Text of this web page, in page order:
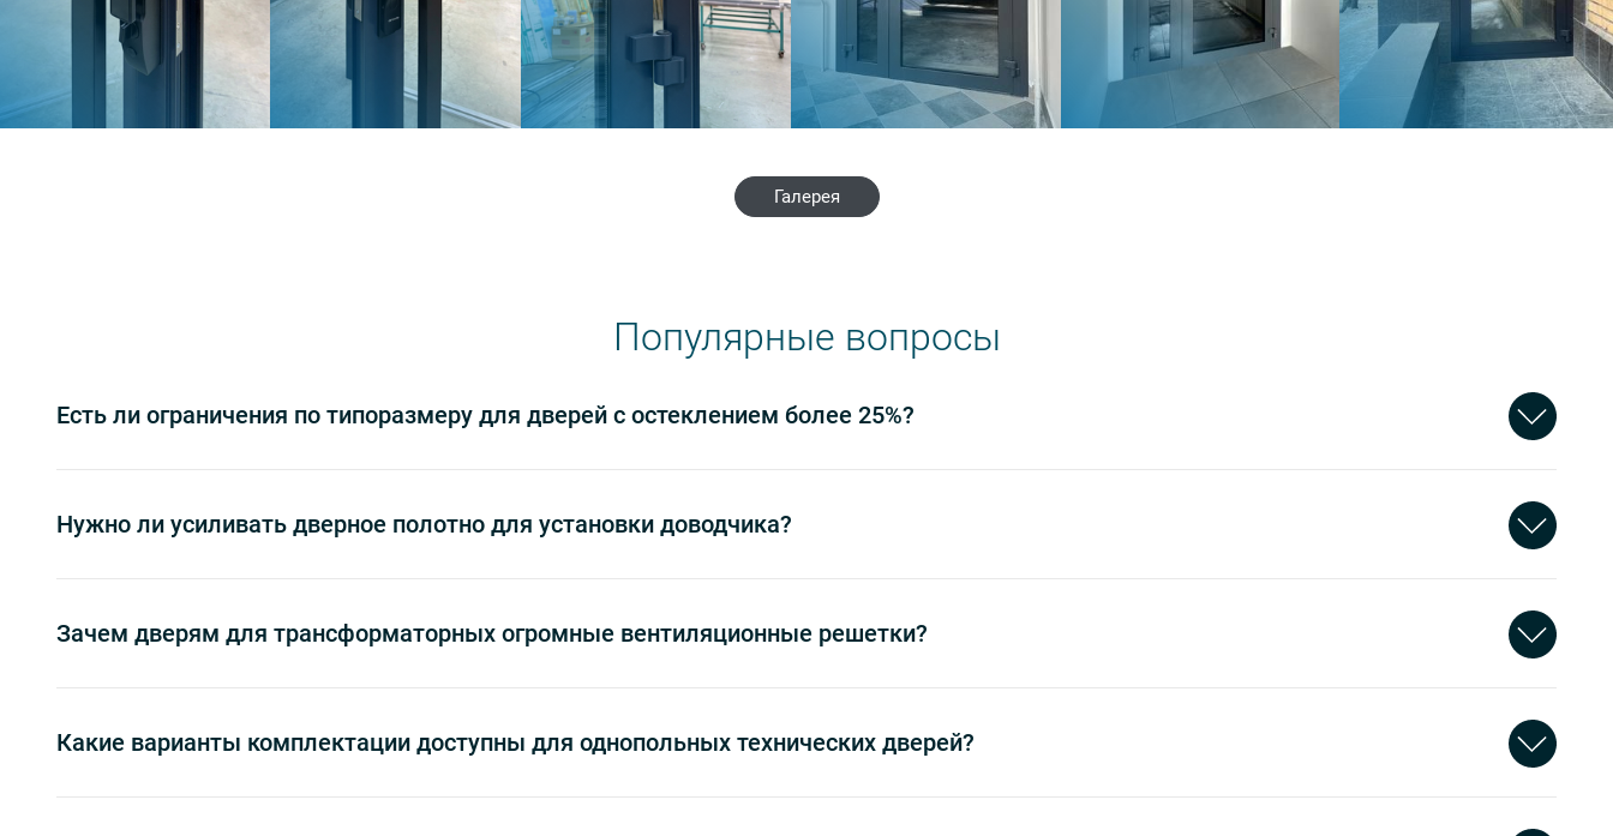
Галерея
Популярные вопросы
Есть ли ограничения по типоразмеру для дверей с остеклением более 25%?
Нужно ли усиливать дверное полотно для установки доводчика?
Зачем дверям для трансформаторных огромные вентиляционные решетки?
Какие варианты комплектации доступны для однопольных технических дверей?